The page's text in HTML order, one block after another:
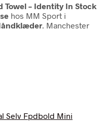
Towel – Identity In Stock
hos MM Sport i
. Manchester